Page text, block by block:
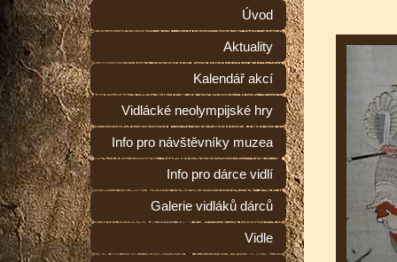
Úvod
Aktuality
Kalendář akcí
Vidlácké neolympijské hry
Info pro návštěvníky muzea
Info pro dárce vidlí
Galerie vidláků dárců
Vidle